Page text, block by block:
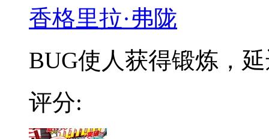
香格里拉·弗陇
BUG使人获得锻炼，
评分: